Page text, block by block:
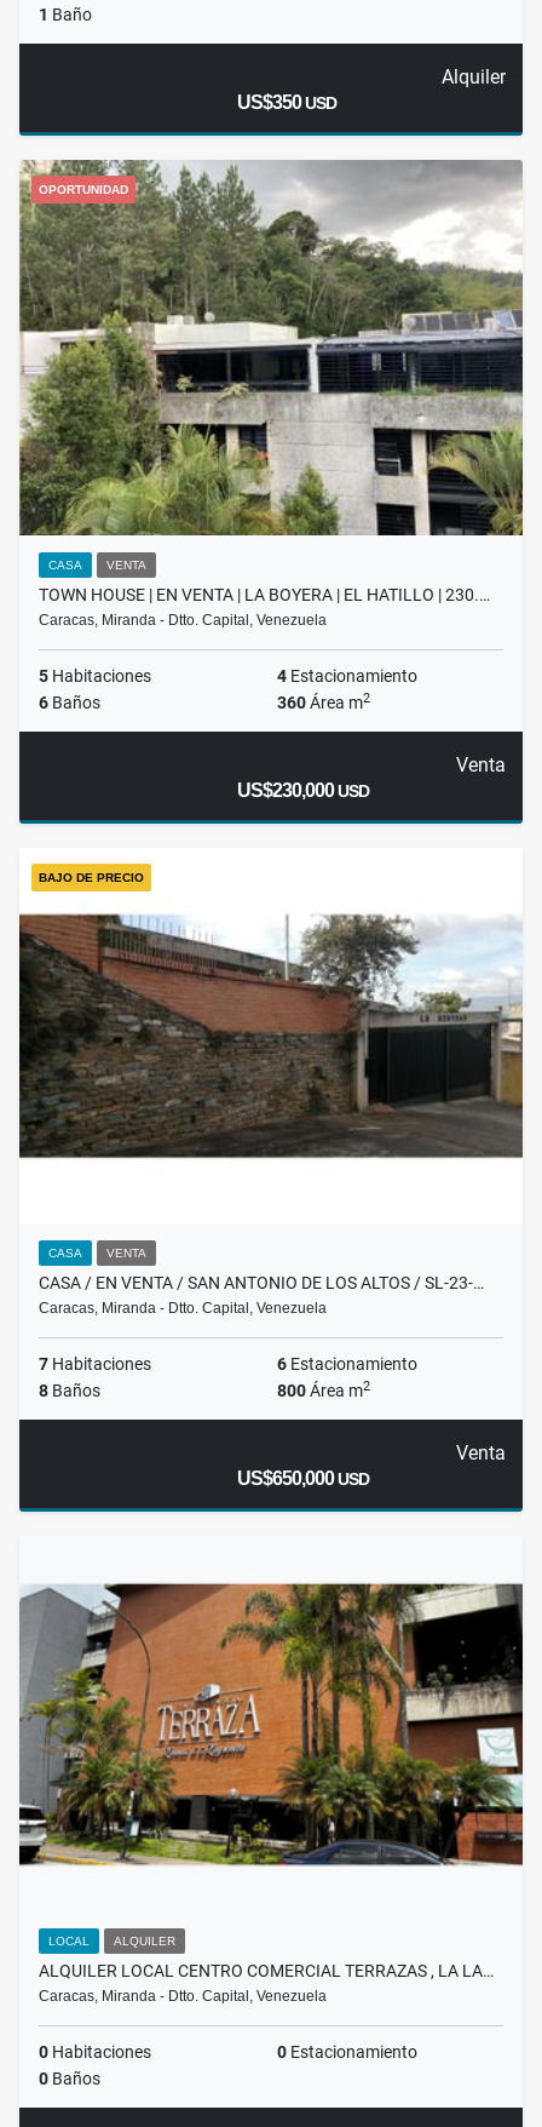
1 Baño
Alquiler
US$350USD
OPORTUNIDAD
CASA VENTA
TOWN HOUSE | EN VENTA | LA BOYERA | EL HATILLO | 230.…
Caracas, Miranda - Dtto. Capital, Venezuela
5 Habitaciones 4 Estacionamiento
6 Baños 360Área m2
Venta
US$230,000USD
BAJO DE PRECIO
CASA VENTA
CASA / EN VENTA / SAN ANTONIO DE LOS ALTOS / SL-23-…
Caracas, Miranda - Dtto. Capital, Venezuela
7 Habitaciones 6 Estacionamiento
8 Baños 800Área m2
Venta
US$650,000USD
LOCAL ALQUILER
ALQUILER LOCAL CENTRO COMERCIAL TERRAZAS , LA LA…
Caracas, Miranda - Dtto. Capital, Venezuela
0 Habitaciones 0 Estacionamiento
0 Baños